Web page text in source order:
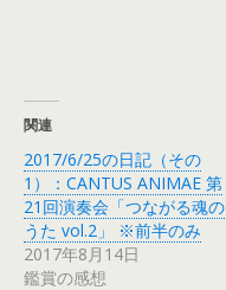
関連
2017/6/25の日記（その
1）：CANTUS ANIMAE 第
21回演奏会「つながる魂の
うた vol.2」 ※前半のみ
2017年8月14日
鑑賞の感想